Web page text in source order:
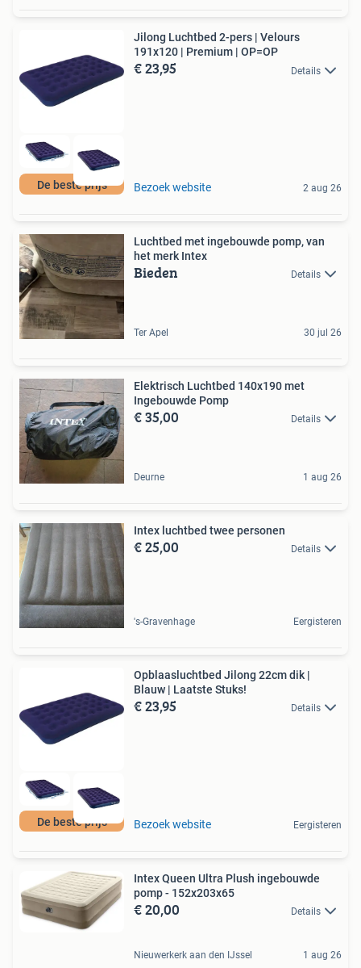
De beste prijs
Jilong Luchtbed 2-pers | Velours
191x120 | Premium | OP=OP
€ 23,95 Details
Bezoek website 2 aug 26
Luchtbed met ingebouwde pomp, van
het merk Intex
Bieden Details
Ter Apel 30 jul 26
Elektrisch Luchtbed 140x190 met
Ingebouwde Pomp
€ 35,00 Details
Deurne 1 aug 26
Intex luchtbed twee personen
€ 25,00 Details
's-Gravenhage Eergisteren
De beste prijs
Opblaasluchtbed Jilong 22cm dik |
Blauw | Laatste Stuks!
€ 23,95 Details
Bezoek website Eergisteren
Intex Queen Ultra Plush ingebouwde
pomp - 152x203x65
€ 20,00 Details
Nieuwerkerk aan den IJssel 1 aug 26